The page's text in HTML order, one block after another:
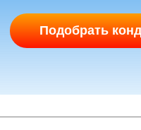
Подобрать